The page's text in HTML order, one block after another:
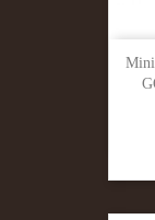
Mini